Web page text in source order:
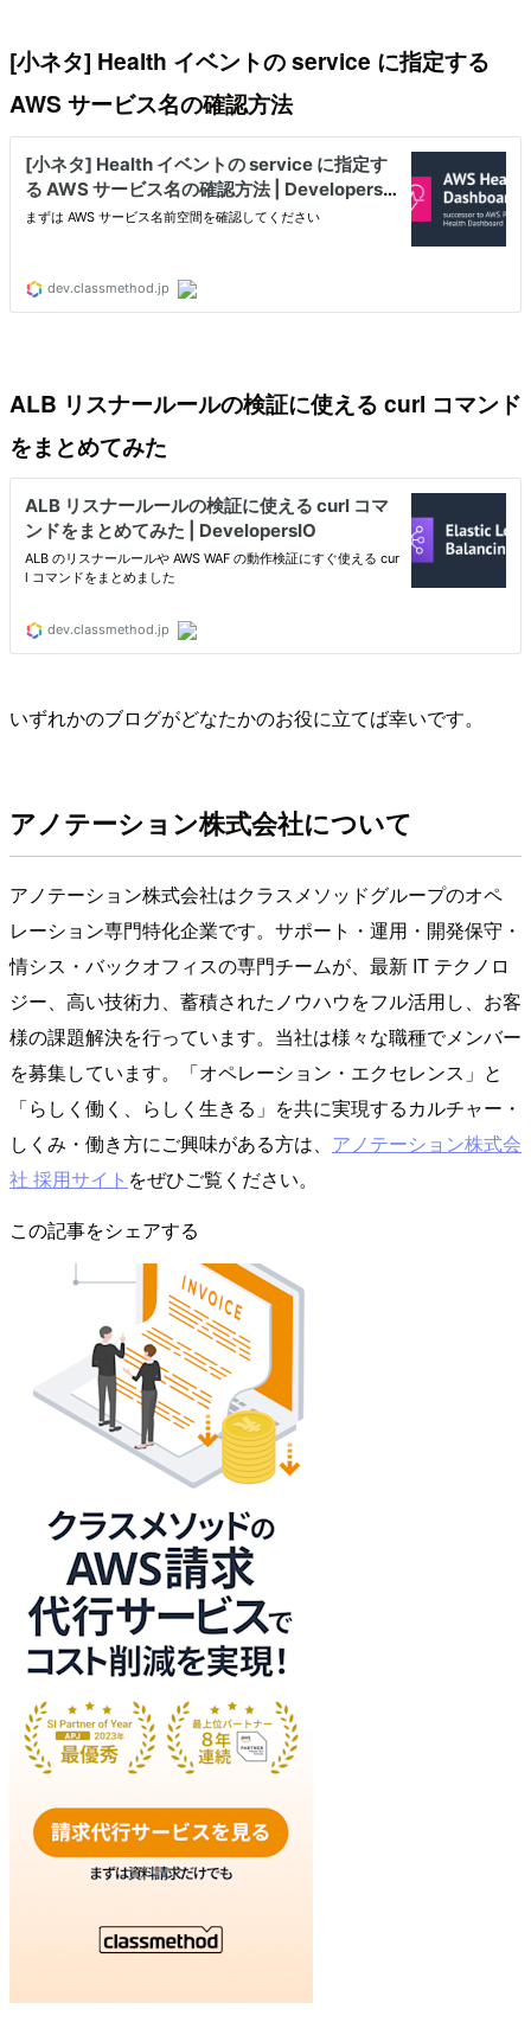
[小ネタ] Health イベントの service に指定する
AWS サービス名の確認方法
ALB リスナールールの検証に使える curl コマンド
をまとめてみた
いずれかのブログがどなたかのお役に立てば幸いです。
アノテーション株式会社について
アノテーション株式会社はクラスメソッドグループのオペ
レーション専門特化企業です。サポート・運用・開発保守・
情シス・バックオフィスの専門チームが、最新 IT テクノロ
ジー、高い技術力、蓄積されたノウハウをフル活用し、お客
様の課題解決を行っています。当社は様々な職種でメンバー
を募集しています。「オペレーション・エクセレンス」と
「らしく働く、らしく生きる」を共に実現するカルチャー・
しくみ・働き方にご興味がある方は、 アノテーション株式会
社 採用サイト をぜひご覧ください。
この記事をシェアする